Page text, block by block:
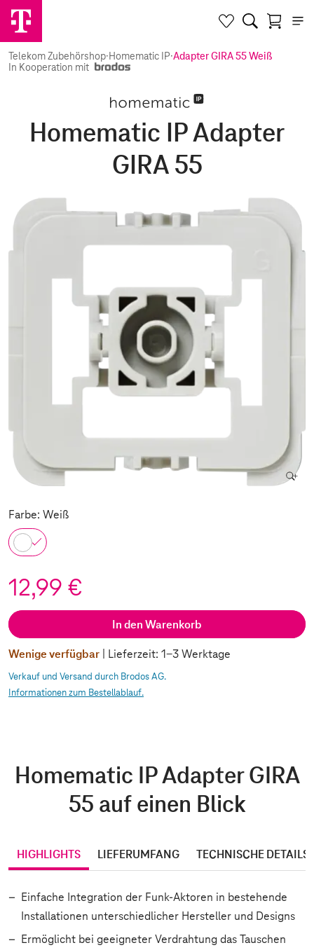
Telekom Zubehörshop·Homematic IP·Adapter GIRA 55 Weiß
In Kooperation mit
Homematic IP Adapter
GIRA 55
Farbe: Weiß
12,99 €
In den Warenkorb
Wenige verfügbar | Lieferzeit: 1-3 Werktage
Verkauf und Versand durch Brodos AG.
Informationen zum Bestellablauf.
Homematic IP Adapter GIRA
55 auf einen Blick
HIGHLIGHTS LIEFERUMFANG TECHNISCHE DETAILS
Einfache Integration der Funk-Aktoren in bestehende
Installationen unterschiedlicher Hersteller und Designs
Ermöglicht bei geeigneter Verdrahtung das Tauschen